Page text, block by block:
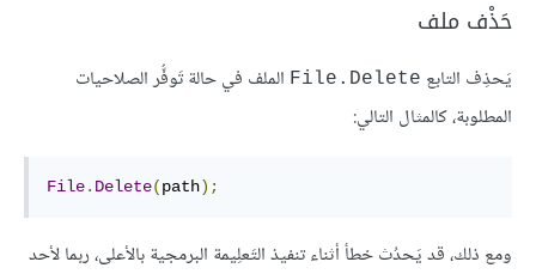
حَذْف ملف
يَحذِف التابع File.Delete الملف في حالة تَوفُّر الصلاحيات
المطلوبة، كالمثال التالي:
File. Delete(path);
ومع ذلك، قد يَحدُث خطأ أثناء تنفيذ التَعلِيمة البرمجية بالأعلى، ربما لأحد